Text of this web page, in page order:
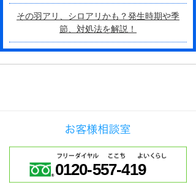
その羽アリ、シロアリかも？発生時期や季
節、対処法を解説！
0120-557-419